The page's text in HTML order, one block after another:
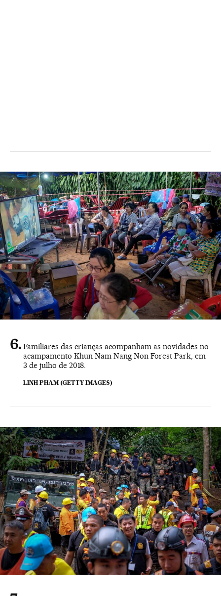
Familiares das crianças acompanham as novidades no
acampamento Khun Nam Nang Non Forest Park, em
3 de julho de 2018.
LINH PHAM (GETTY IMAGES)